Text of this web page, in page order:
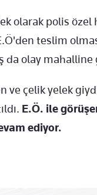
olarak polis
teslim
da olay
ve çelik yelek
E.Ö. ile
ediyor.